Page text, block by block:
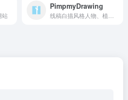
站
PimpmyDrawing